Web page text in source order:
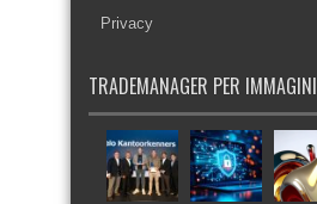
Privacy
TRADEMANAGER PER IMMAGINI